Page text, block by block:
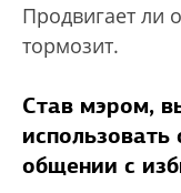
Продвигает ли
тормозит.
Став мэром,
общении с